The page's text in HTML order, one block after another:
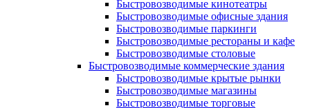
Быстровозводимые кинотеатры
Быстровозводимые офисные здания
Быстровозводимые паркинги
Быстровозводимые рестораны и кафе
Быстровозводимые столовые
Быстровозводимые коммерческие здания
Быстровозводимые крытые рынки
Быстровозводимые магазины
Быстровозводимые торговые